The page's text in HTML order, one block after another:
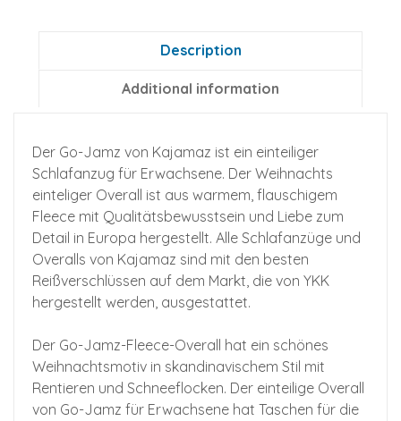
Description
Additional information
Der Go-Jamz von Kajamaz ist ein einteiliger
Schlafanzug für Erwachsene. Der Weihnachts
einteliger Overall ist aus warmem, flauschigem
Fleece mit Qualitätsbewusstsein und Liebe zum
Detail in Europa hergestellt. Alle Schlafanzüge und
Overalls von Kajamaz sind mit den besten
Reißverschlüssen auf dem Markt, die von YKK
hergestellt werden, ausgestattet.
Der Go-Jamz-Fleece-Overall hat ein schönes
Weihnachtsmotiv in skandinavischem Stil mit
Rentieren und Schneeflocken. Der einteilige Overall
von Go-Jamz für Erwachsene hat Taschen für die